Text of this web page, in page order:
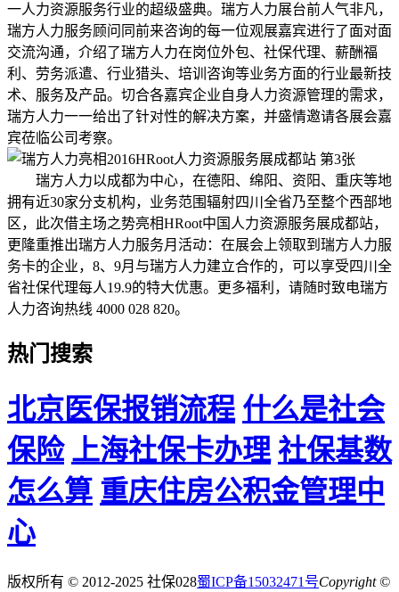
一人力资源服务行业的超级盛典。瑞方人力展台前人气非凡，
瑞方人力服务顾问同前来咨询的每一位观展嘉宾进行了面对面
交流沟通，介绍了瑞方人力在岗位外包、社保代理、薪酬福
利、劳务派遣、行业猎头、培训咨询等业务方面的行业最新技
术、服务及产品。切合各嘉宾企业自身人力资源管理的需求，
瑞方人力一一给出了针对性的解决方案，并盛情邀请各展会嘉
宾莅临公司考察。
瑞方人力以成都为中心，在德阳、绵阳、资阳、重庆等地
拥有近30家分支机构，业务范围辐射四川全省乃至整个西部地
区，此次借主场之势亮相HRoot中国人力资源服务展成都站，
更隆重推出瑞方人力服务月活动：在展会上领取到瑞方人力服
务卡的企业，8、9月与瑞方人力建立合作的，可以享受四川全
省社保代理每人19.9的特大优惠。更多福利，请随时致电瑞方
人力咨询热线 4000 028 820。
热门搜索
北京医保报销流程 什么是社会
保险 上海社保卡办理 社保基数
怎么算 重庆住房公积金管理中
心
版权所有 © 2012-2025 社保028蜀ICP备15032471号Copyright ©